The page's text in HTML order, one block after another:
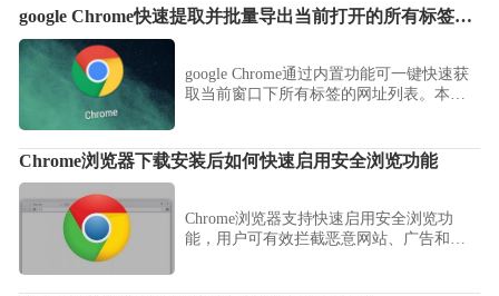
google Chrome快速提取并批量导出当前打开的所有标签页网址
google Chrome通过内置功能可一键快速获
取当前窗口下所有标签的网址列表。本指
Chrome浏览器下载安装后如何快速启用安全浏览功能
Chrome浏览器支持快速启用安全浏览功
能，用户可有效拦截恶意网站、广告和钓